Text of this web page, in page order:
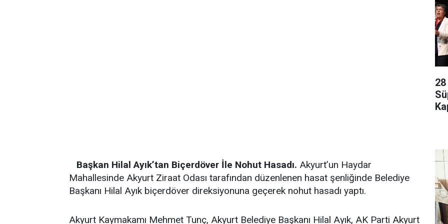
Başkan Hilal Ayık’tan Biçerdöver İle Nohut Hasadı. Akyurt’un Haydar
Mahallesinde Akyurt Ziraat Odası tarafından düzenlenen hasat şenliğinde Belediye
Başkanı Hilal Ayık biçerdöver direksiyonuna geçerek nohut hasadı yaptı.
Akyurt Kaymakamı Mehmet Tunç, Akyurt Belediye Başkanı Hilal Ayık, AK Parti Akyurt